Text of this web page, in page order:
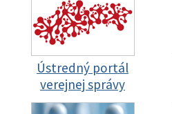
Ústredný portál
verejnej správy